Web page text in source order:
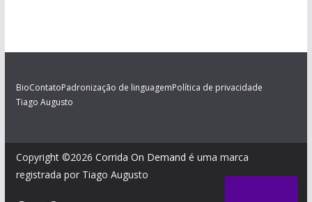
BioContatoPadronização de linguagemPolítica de privacidade
Tiago Augusto
Copyright ©2026 Corrida On Demand é uma marca
registrada por Tiago Augusto